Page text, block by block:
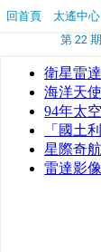
回首頁
太遙中
第 22